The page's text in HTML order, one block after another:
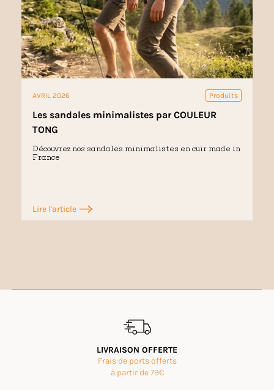
AVRIL 2026 Produits
Les sandales minimalistes par COULEUR
TONG
Découvrez nos sandales minimalistes en cuir made in
France
Lire l'article
LIVRAISON OFFERTE
Frais de ports offerts
à partir de 79€